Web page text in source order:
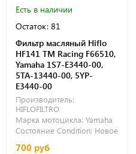
Есть в наличии
Остаток: 81
Фильтр масляный Hiflo
HF141 TM Racing F66510,
Yamaha 1S7-E3440-00,
5TA-13440-00, 5YP-
E3440-00
Производитель:
HIFLOFILTRO
Марка мотоцикла: Yamaha
Состояние Condition: Новое
700 руб